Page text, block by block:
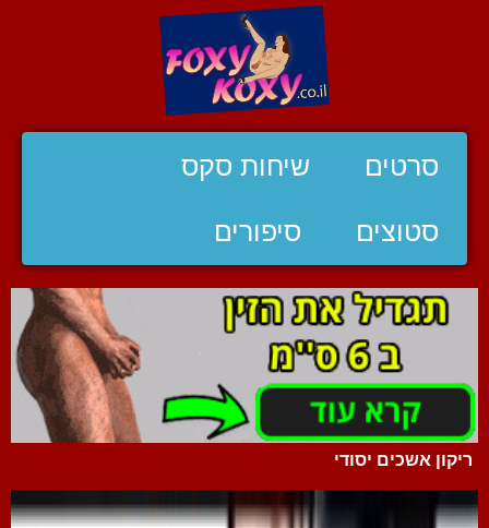
סרטים שיחות סקס
סטוצים סיפורים
ריקון אשכים יסודי